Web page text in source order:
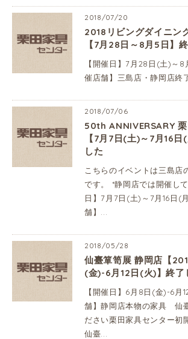
2018/07/20
2018リビングダイニン
【7月28日～8月5日】
【開催日】7月28日(土)～
催店舗】三島店・静岡店終
2018/07/06
50th ANNIVERSARY
【7月7日(土)～7月16
した
こちらのイベントは三島店
です。 *静岡店では開催し
日】7月7日(土)～7月16日(
舗】...
2018/05/28
仙臺箪笥展 静岡店【
(金)-6月12日(火)】終了
【開催日】6月8日(金)-6月
舗】静岡店本物の家具 仙
ださい栗田家具センター初
仙臺...